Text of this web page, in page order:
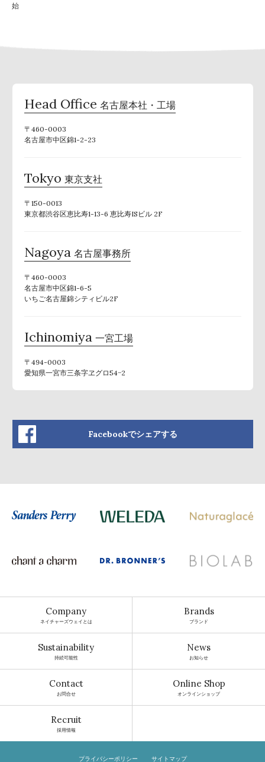
始
Head Office 名古屋本社・工場
〒460-0003
名古屋市中区錦1-2-23
Tokyo 東京支社
〒150-0013
東京都渋谷区恵比寿1-13-6 恵比寿ISビル 2F
Nagoya 名古屋事務所
〒460-0003
名古屋市中区錦1-6-5
いちご名古屋錦シティビル2F
Ichinomiya 一宮工場
〒494-0003
愛知県一宮市三条字ヱグロ54−2
Facebookでシェアする
Company
ネイチャーズウェイとは
Brands
ブランド
Sustainability
持続可能性
News
お知らせ
Contact
お問合せ
Online Shop
オンラインショップ
Recruit
採用情報
プライバシーポリシー サイトマップ